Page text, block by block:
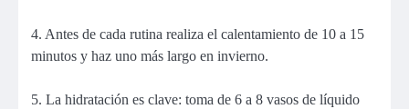
4. Antes de cada rutina realiza el calentamiento de 10 a 15
minutos y haz uno más largo en invierno.
5. La hidratación es clave: toma de 6 a 8 vasos de líquido